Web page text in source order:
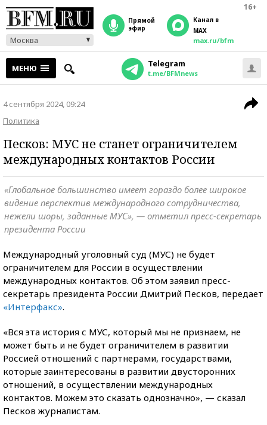
16+
Москва
прямой
эфир
Канал в
MAX
max.ru/bfm
МЕНЮ Telegram
t.me/BFMnews
4 сентября 2024, 09:24
Политика
Песков: МУС не станет ограничителем
международных контактов России
«Глобальное большинство имеет гораздо более широкое
видение перспектив международного сотрудничества,
нежели шоры, заданные МУС», — отметил пресс-секретарь
президента России
Международный уголовный суд (МУС) не будет
ограничителем для России в осуществлении
международных контактов. Об этом заявил пресс-
секретарь президента России Дмитрий Песков, передает
«Интерфакс».
«Вся эта история с МУС, который мы не признаем, не
может быть и не будет ограничителем в развитии
Россией отношений с партнерами, государствами,
которые заинтересованы в развитии двусторонних
отношений, в осуществлении международных
контактов. Можем это сказать однозначно», — сказал
Песков журналистам.